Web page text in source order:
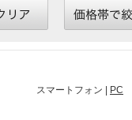
スマートフォン |
PC